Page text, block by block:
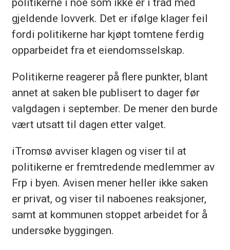
gjeldende lovverk. Det er ifølge klager feil
fordi politikerne har kjøpt tomtene ferdig
opparbeidet fra et eiendomsselskap.
Politikerne reagerer på flere punkter, blant
annet at saken ble publisert to dager før
valgdagen i september. De mener den burde
vært utsatt til dagen etter valget.
iTromsø avviser klagen og viser til at
politikerne er fremtredende medlemmer av
Frp i byen. Avisen mener heller ikke saken
er privat, og viser til naboenes reaksjoner,
samt at kommunen stoppet arbeidet for å
undersøke byggingen.